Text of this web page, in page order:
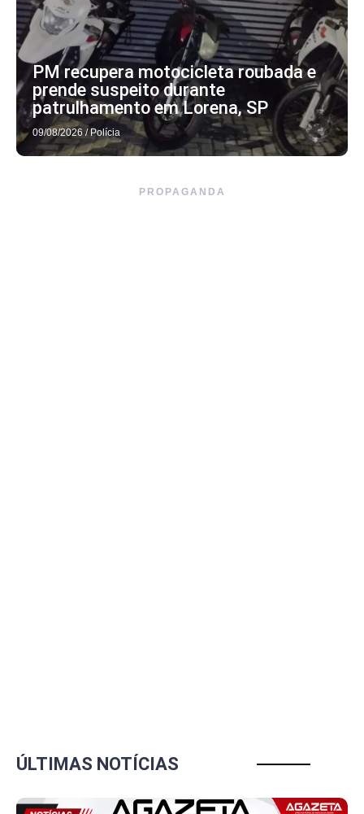
PM recupera motocicleta roubada e
prende suspeito durante
patrulhamento em Lorena, SP
09/08/2026 / Polícia
PROPAGANDA
ÚLTIMAS NOTÍCIAS